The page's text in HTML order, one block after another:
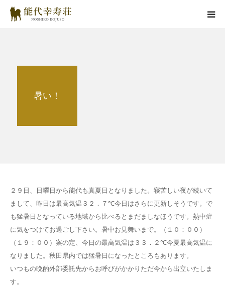
暑い！
２９日、日曜日から能代も真夏日となりました。寝苦しい夜が続いて
まして、昨日は最高気温３２．７℃今日はさらに更新しそうです。で
も猛暑日となっている地域から比べるとまだましなほうです。熱中症
に気をつけてお過ごし下さい。暑中お見舞いまで。（１０：００）
（１９：００）案の定、今日の最高気温は３３．２℃今夏最高気温に
なりました。秋田県内では猛暑日になったところもあります。
いつもの晩酌外部委託先からお呼びがかかりただ今から出立いたしま
す。
在舎犬情報
里親情報
お役立ちコラム
お問い合わせ